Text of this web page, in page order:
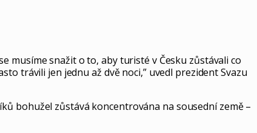
musíme snažit o to, aby turisté v Česku zůstávali co
trávili jen jednu až dvě noci,” uvedl prezident Svazu
bohužel zůstává koncentrována na sousední země –